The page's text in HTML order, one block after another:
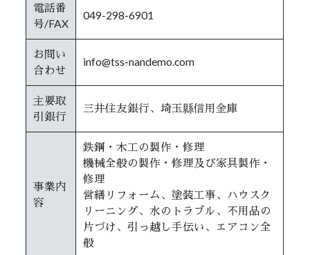
電話番
号/FAX
049-298-6901
お問い
合わせ
info@tss-nandemo.com
主要取
引銀行
三井住友銀行、 埼玉縣信用金庫
事業内
容
鉄鋼・木工の製作・修理
機械全般の製作・修理及び家具製作・
修理
営繕リフォーム、塗装工事、ハウスク
リーニング、水のトラブル、不用品の
片づけ、引っ越し手伝い、エアコン全
般